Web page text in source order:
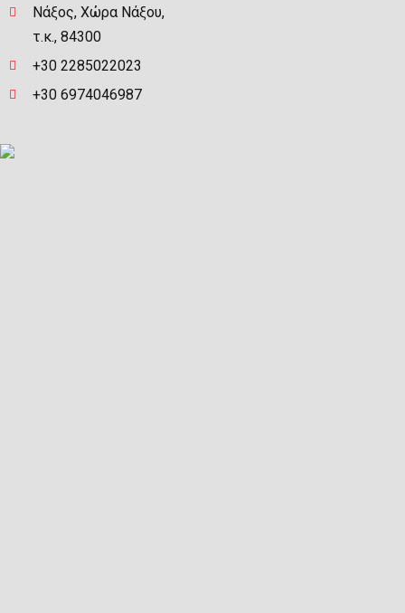
Νάξος, Χώρα Νάξου,
τ.κ., 84300
+30 2285022023
+30 6974046987